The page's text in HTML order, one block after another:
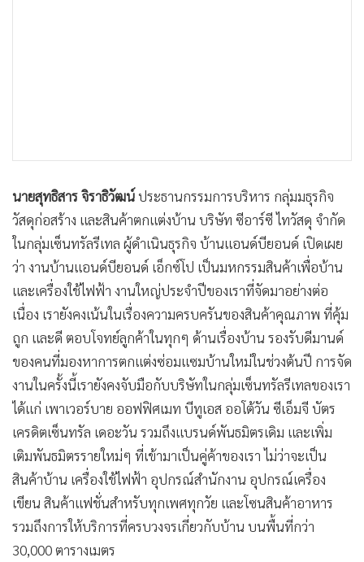
นายสุทธิสาร จิราธิวัฒน์ประธานกรรมการบริหาร กลุ่มมธุรกิจ
วัสดุก่อสร้าง และสินค้าตกแต่งบ้าน บริษัท ซีอาร์ซี ไทวัสดุ จำกัด
ในกลุ่มเซ็นทรัลรีเทล ผู้ดำเนินธุรกิจ บ้านแอนด์บียอนด์ เปิดเผย
ว่า งานบ้านแอนด์บียอนด์ เอ็กซ์โป เป็นมหกรรมสินค้าเพื่อบ้าน
และเครื่องใช้ไฟฟ้า งานใหญ่ประจำปีของเราที่จัดมาอย่างต่อ
เนื่อง เรายังคงเน้นในเรื่องความครบครันของสินค้าคุณภาพ ที่คุ้ม
ถูก และดี ตอบโจทย์ลูกค้าในทุกๆ ด้านเรื่องบ้าน รองรับดีมานด์
ของคนที่มองหาการตกแต่งซ่อมแซมบ้านใหม่ในช่วงต้นปี การจัด
งานในครั้งนี้เรายังคงจับมือกับบริษัทในกลุ่มเซ็นทรัลรีเทลของเรา
ได้แก่ เพาเวอร์บาย ออฟฟิศเมท บีทูเอส ออโต้วัน ซีเอ็มจี บัตร
เครดิตเซ็นทรัล เดอะวัน รวมถึงแบรนด์พันธมิตรเดิม และเพิ่ม
เติมพันธมิตรรายใหม่ๆ ที่เข้ามาเป็นคู่ค้าของเรา ไม่ว่าจะเป็น
สินค้าบ้าน เครื่องใช้ไฟฟ้า อุปกรณ์สำนักงาน อุปกรณ์เครื่อง
เขียน สินค้าแฟชั่นสำหรับทุกเพศทุกวัย และโซนสินค้าอาหาร
รวมถึงการให้บริการที่ครบวงจรเกี่ยวกับบ้าน บนพื้นที่กว่า
30,000 ตารางเมตร